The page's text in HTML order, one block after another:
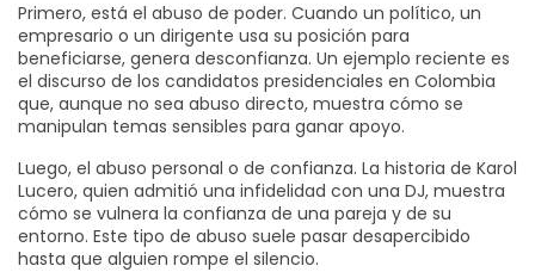
Primero, está el abuso de poder. Cuando un político, un
empresario o un dirigente usa su posición para
beneficiarse, genera desconfianza. Un ejemplo reciente es
el discurso de los candidatos presidenciales en Colombia
que, aunque no sea abuso directo, muestra cómo se
manipulan temas sensibles para ganar apoyo.
Luego, el abuso personal o de confianza. La historia de Karol
Lucero, quien admitió una infidelidad con una DJ, muestra
cómo se vulnera la confianza de una pareja y de su
entorno. Este tipo de abuso suele pasar desapercibido
hasta que alguien rompe el silencio.